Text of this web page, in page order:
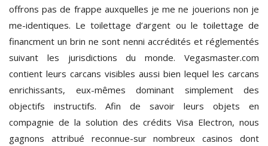
offrons pas de frappe auxquelles je me ne jouerions non je
me-identiques. Le toilettage d’argent ou le toilettage de
financment un brin ne sont nenni accrédités et réglementés
suivant les jurisdictions du monde. Vegasmaster.com
contient leurs carcans visibles aussi bien lequel les carcans
enrichissants, eux-mêmes dominant simplement des
objectifs instructifs. Afin de savoir leurs objets en
compagnie de la solution des crédits Visa Electron, nous
gagnons attribué reconnue-sur nombreux casinos dont